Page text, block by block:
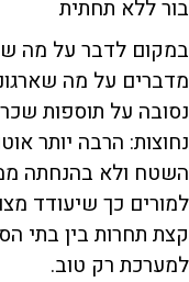
בור ללא תחתית
במקום לדבר על מה
מדברים על מה
נסובה על תוספות
נחוצות: הרבה יותר
השטח ולא בהנחתה
למורים כך שיעודד
קצת תחרות בין בתי
למערכת רק טוב.